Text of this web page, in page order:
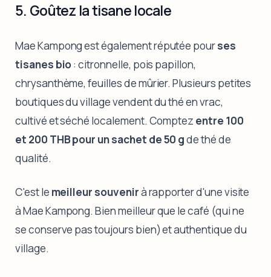
5. Goûtez la tisane locale
Mae Kampong est également réputée pourses
tisanes bio: citronnelle, pois papillon,
chrysanthème, feuilles de mûrier. Plusieurs petites
boutiques du village vendent du thé en vrac,
cultivé et séché localement. Comptez entre 100
et 200 THB pour un sachet de 50 gde thé de
qualité.
C'est le meilleur souvenirà rapporter d'une visite
à Mae Kampong. Bien meilleur que le café (qui ne
se conserve pas toujours bien) et authentique du
village.